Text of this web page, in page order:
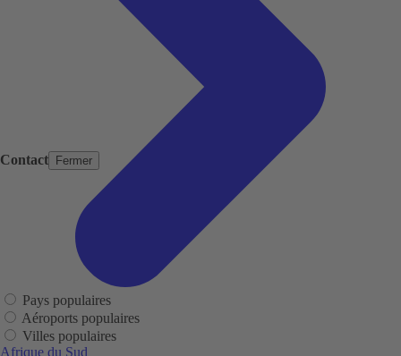
Contact Fermer
Pays populaires
Aéroports populaires
Villes populaires
Afrique du Sud